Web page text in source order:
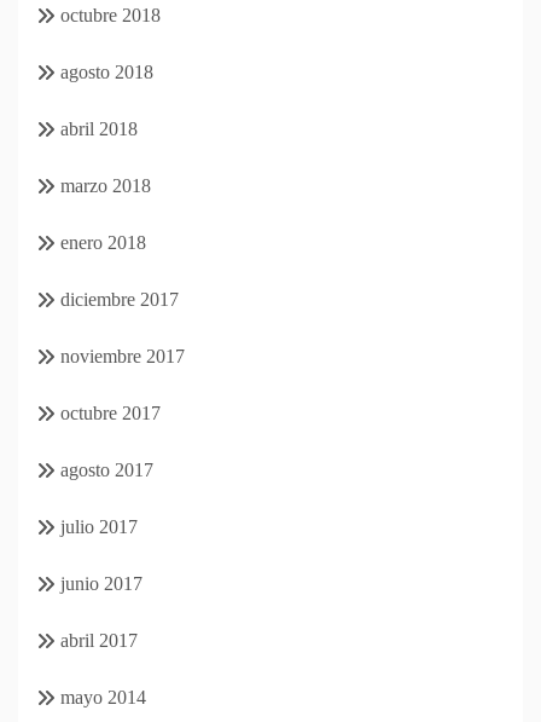
octubre 2018
agosto 2018
abril 2018
marzo 2018
enero 2018
diciembre 2017
noviembre 2017
octubre 2017
agosto 2017
julio 2017
junio 2017
abril 2017
mayo 2014